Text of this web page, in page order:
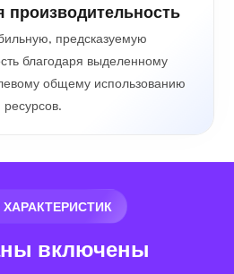
производительность
предсказуемую
благодаря выделенному
общему использованию
ресурсов.
включены